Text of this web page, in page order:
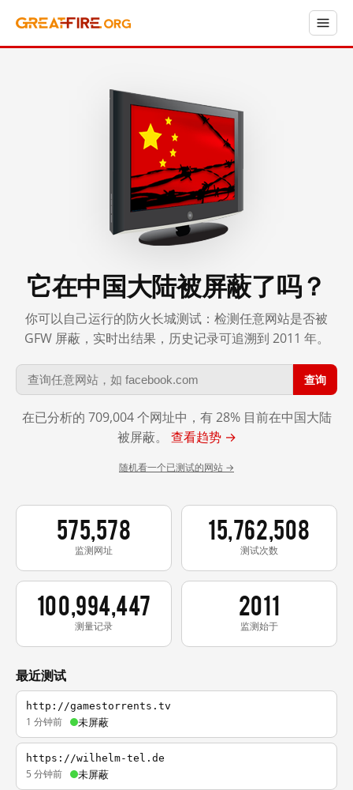
它在中国大陆被屏蔽了吗？
你可以自己运行的防火长城测试：检测任意网站是否被
GFW 屏蔽，实时出结果，历史记录可追溯到 2011 年。
查询
在已分析的 709,004 个网址中，有 28% 目前在中国大陆
被屏蔽。 查看趋势 →
随机看一个已测试的网站 →
575,578
监测网址
15,762,508
测试次数
100,994,447
测量记录
2011
监测始于
最近测试
http://gamestorrents.tv
1 分钟前 未屏蔽
https://wilhelm-tel.de
5 分钟前 未屏蔽